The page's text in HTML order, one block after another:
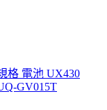
格 電池 UX430
GV015T